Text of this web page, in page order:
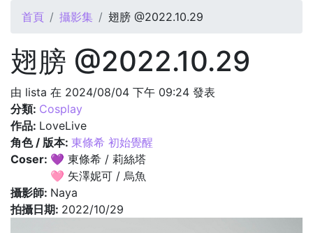
您在這裡
首頁 攝影集 翅膀 @2022.10.29
翅膀 @2022.10.29
由 lista 在 2024/08/04 下午 09:24 發表
分類: Cosplay
作品: LoveLive
角色 / 版本: 東條希 初始覺醒
Coser: 💜 東條希 / 莉絲塔
🩷 矢澤妮可 / 烏魚
攝影師: Naya
拍攝日期: 2022/10/29